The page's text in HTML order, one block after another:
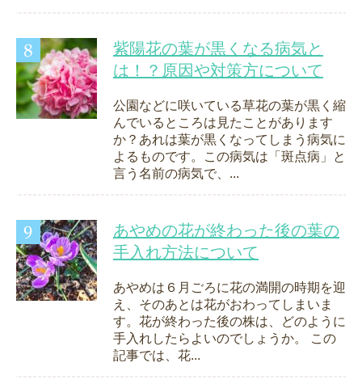
紫陽花の葉が黒くなる病気と
は！？原因や対策方について
公園などに咲いている草花の葉が黒く縮
んでいるところは見たことがあります
か？あれは葉が黒くなってしまう病気に
よるものです。この病気は「斑点病」と
言う名前の病気で、...
あやめの花が終わった後の葉の
手入れ方法について
あやめは６月ごろに花の満開の時期を迎
え、そのあとは花がおわってしまいま
す。花が終わった後の株は、どのように
手入れしたらよいのでしょうか。 この
記事では、花...